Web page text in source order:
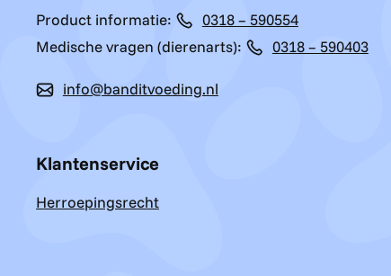
Product informatie:
0318 – 590554
Medische vragen (dierenarts):
0318 – 590403
info@banditvoeding.nl
Klantenservice
Herroepingsrecht